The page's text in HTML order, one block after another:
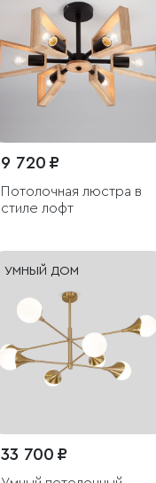
9 720 ₽
Потолочная люстра в
стиле лофт
УМНЫЙ ДОМ
33 700 ₽